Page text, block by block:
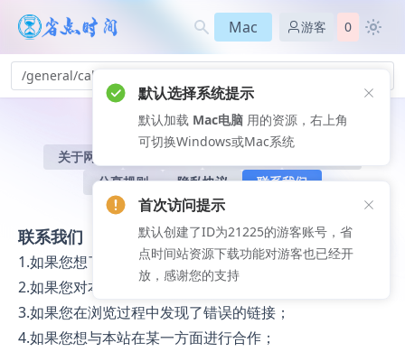
Mac 游客 0
/general/call
关于网站
分享规则
隐私协议 联系我们
联系我们
1.如果您想了解本站的相关情况；
2.如果您对本站的网页设计等方面有很好的建议和意见；
3.如果您在浏览过程中发现了错误的链接；
4.如果您想与本站在某一方面进行合作；
默认选择系统提示
默认加载 Mac电脑 用的资源，右上角
可切换Windows或Mac系统
首次访问提示
默认创建了ID为21225的游客账号，省
点时间站资源下载功能对游客也已经开
放，感谢您的支持